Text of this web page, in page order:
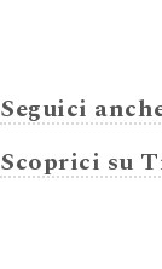
Seguici
Scoprici su